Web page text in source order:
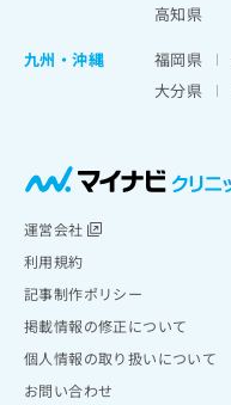
高知県
九州・沖縄
福岡県
大分県
運営会社
利用規約
記事制作ポリシー
掲載情報の修正について
個人情報の取り扱いについて
お問い合わせ